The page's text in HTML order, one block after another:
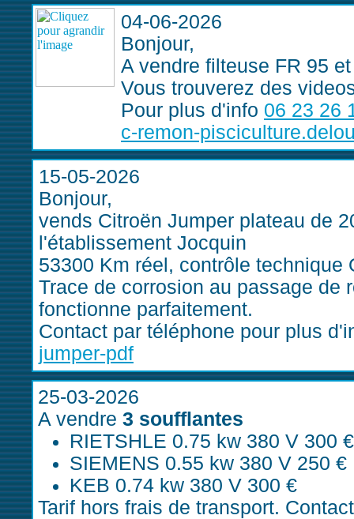
04-06-2026
Bonjour,
A vendre filteuse FR 95
Vous trouverez des
Pour plus d'info 06 23 26
c-remon-
15-05-2026
Bonjour,
vends Citroën Jumper plateau de
l'établissement Jocquin
53300 Km réel, contrôle technique
Trace de corrosion au passage de
fonctionne parfaitement.
Contact par téléphone pour plus
jumper-pdf
25-03-2026
A vendre 3 soufflantes
RIETSHLE 0.75 kw 380 V 300 €
SIEMENS 0.55 kw 380 V 250 €
KEB 0.74 kw 380 V 300 €
Tarif hors frais de transport.